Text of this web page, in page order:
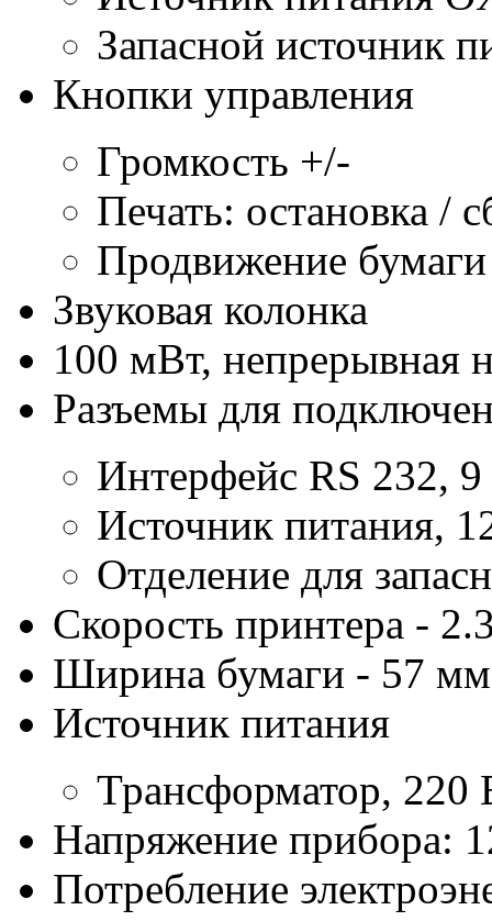
Запасной источник
Кнопки управления
Громкость +/-
Печать: остановка /
Продвижение бумаги
Звуковая колонка
100 мВт, непрерывная
Разъемы для
Интерфейс RS 232,
Источник питания,
Отделение для
Скорость принтера -
Ширина бумаги - 57 мм
Источник питания
Трансформатор, 220
Напряжение прибора:
Потребление